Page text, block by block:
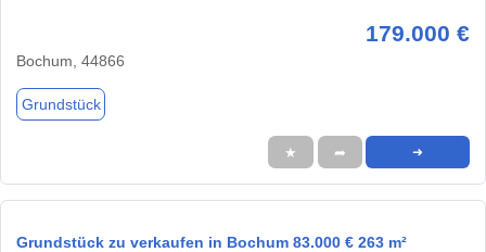
179.000 €
Bochum, 44866
Grundstück
★ ➦ ➜
Grundstück zu verkaufen in Bochum 83.000 € 263 m²